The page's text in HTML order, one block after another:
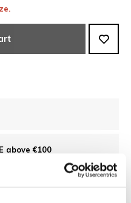
above €100